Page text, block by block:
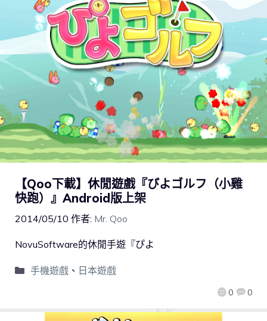
【Qoo下載】休閒遊戲『ぴよゴルフ（小雞
快跑）』Android版上架
2014/05/10 作者: Mr. Qoo
0 0
NovuSoftware的休閒手遊『ぴよ
手機遊戲、 日本遊戲